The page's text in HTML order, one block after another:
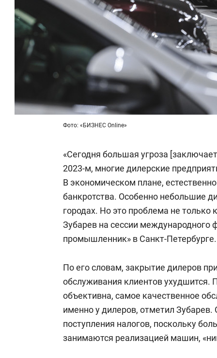
Фото: «БИЗНЕС Online»
«Сегодня большая угроза
2023-м, многие дилерские
В экономическом плане,
банкротства. Особенно небольшие
городах. Но это проблема не только
Зубарев на сессии международного
промышленник» в Санкт-Петербурге.
По его словам, закрытие дилеров
обслуживания клиентов ухудшится.
объективна, самое качественное
именно у дилеров, отметил
поступления налогов, поскольку
занимаются реализацией машин,